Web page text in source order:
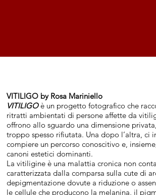
VITILIGO by Rosa Mariniello
VITILIGOè un progetto fotografico che
ritratti ambientati di persone affette da
offrono allo sguardo una dimensione
troppo spesso rifiutata. Una dopo l’altra, ci
compiere un percorso conoscitivo e,
canoni estetici dominanti.
La vitiligine è una malattia cronica non
caratterizzata dalla comparsa sulla cute di
depigmentazione dovute a riduzione o
le cellule che producono la melanina, il